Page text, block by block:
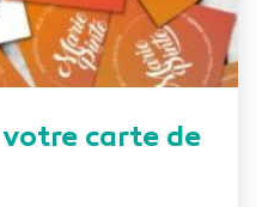
carte de